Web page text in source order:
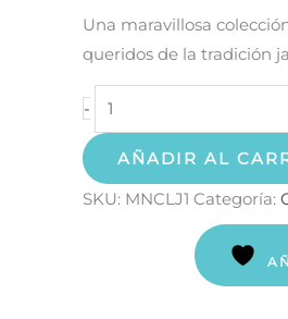
Una maravillosa
queridos de la tradición
-
AÑADIR AL
SKU: MNCLJ1 Categoría: